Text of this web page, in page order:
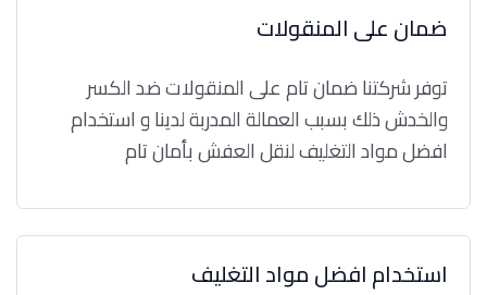
ضمان على المنقولات
توفر شركتنا ضمان تام على المنقولات ضد الكسر
والخدش ذلك بسبب العمالة المدربة لدينا و استخدام
افضل مواد التغليف لنقل العفش بأمان تام
استخدام افضل مواد التغليف